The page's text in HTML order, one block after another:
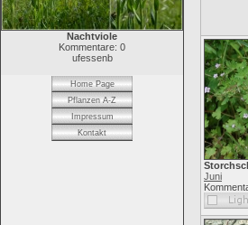
Nachtviole
Kommentare: 0
ufessenb
Home Page
Pflanzen A-Z
Impressum
Kontakt
Juni